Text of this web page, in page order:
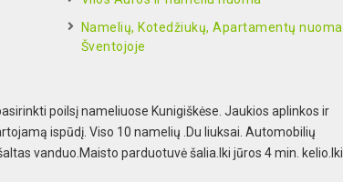
Namelių, Kotedžiukų, Apartamentų nuoma
Šventojoje
poilsį nameliuose Kunigiškėse. Jaukios aplinkos ir
ispūdį. Viso 10 namelių .Du liuksai. Automobilių
vanduo.Maisto parduotuvė šalia.Iki jūros 4 min. kelio.Iki